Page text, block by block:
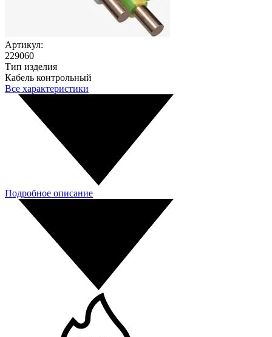
Артикул:
229060
Тип изделия
Кабель контрольный
Все характеристики
Подробное описание